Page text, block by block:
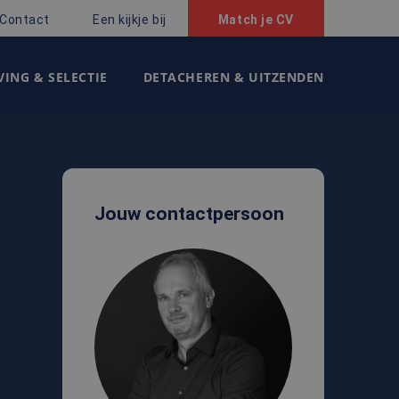
Contact Een kijkje bij Match je CV
& SELECTIE DETACHEREN & UITZENDEN
Jouw contactpersoon